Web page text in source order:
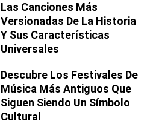
Las Canciones Más
Versionadas De La Historia
Y Sus Características
Universales
Descubre Los Festivales De
Música Más Antiguos Que
Siguen Siendo Un Símbolo
Cultural